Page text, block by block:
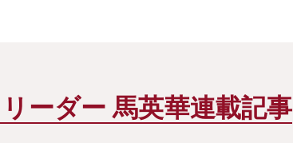
ーダー 馬英華連載記事